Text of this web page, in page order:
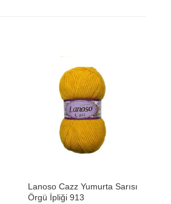
Lanoso Cazz Yumurta Sarısı
Örgü İpliği 913